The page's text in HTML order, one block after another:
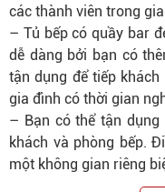
các thành viên trong
– Tủ bếp có quầy bar
dễ dàng bởi bạn có
tận dụng để tiếp
gia đình có thời gian
– Bạn có thể tận dụng
khách và phòng bếp.
một không gian riêng